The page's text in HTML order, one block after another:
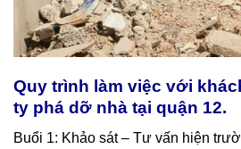
Quy trình làm việc với
ty phá dỡ nhà tại quận 12.
Buổi 1: Khảo sát – Tư vấn hiện